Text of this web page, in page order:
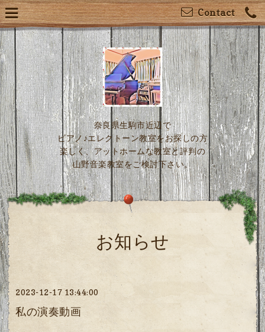
Contact
奈良県生駒市近辺で
ピアノ♪エレクトーン教室をお探しの方
楽しく、アットホームな教室と評判の
山野音楽教室をご検討下さい。
お知らせ
2023-12-17 13:44:00
私の演奏動画